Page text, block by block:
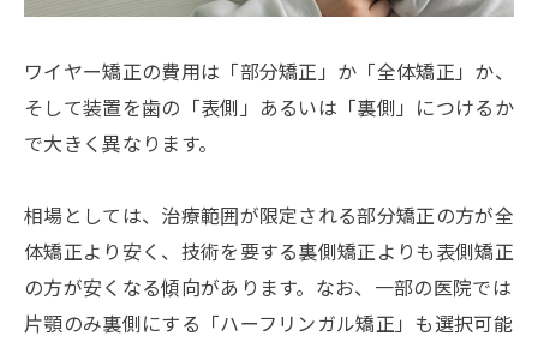
ワイヤー矯正の費用は「部分矯正」か「全体矯正」か、
そして装置を歯の「表側」あるいは「裏側」につけるか
で大きく異なります。
相場としては、治療範囲が限定される部分矯正の方が全
体矯正より安く、技術を要する裏側矯正よりも表側矯正
の方が安くなる傾向があります。なお、一部の医院では
片顎のみ裏側にする「ハーフリンガル矯正」も選択可能